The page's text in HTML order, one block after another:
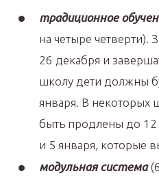
традиционное
на четыре четверти).
26 декабря и
школу дети должны
января. В некоторых
быть продлены до 12
и 5 января, которые
модульная система